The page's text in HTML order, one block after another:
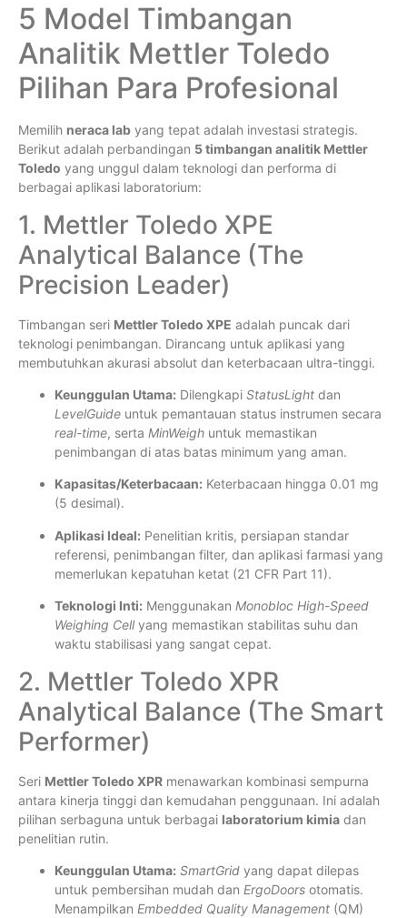
5 Model Timbangan
Analitik Mettler Toledo
Pilihan Para Profesional
Memilih neraca lab yang tepat adalah investasi strategis.
Berikut adalah perbandingan 5 timbangan analitik Mettler
Toledo yang unggul dalam teknologi dan performa di
berbagai aplikasi laboratorium:
1. Mettler Toledo XPE
Analytical Balance (The
Precision Leader)
Timbangan seri Mettler Toledo XPE adalah puncak dari
teknologi penimbangan. Dirancang untuk aplikasi yang
membutuhkan akurasi absolut dan keterbacaan ultra-tinggi.
Keunggulan Utama: Dilengkapi StatusLight dan
LevelGuide untuk pemantauan status instrumen secara
real-time, serta MinWeigh untuk memastikan
penimbangan di atas batas minimum yang aman.
Kapasitas/Keterbacaan: Keterbacaan hingga 0.01 mg
(5 desimal).
Aplikasi Ideal: Penelitian kritis, persiapan standar
referensi, penimbangan filter, dan aplikasi farmasi yang
memerlukan kepatuhan ketat (21 CFR Part 11).
Teknologi Inti: Menggunakan Monobloc High-Speed
Weighing Cellyang memastikan stabilitas suhu dan
waktu stabilisasi yang sangat cepat.
2. Mettler Toledo XPR
Analytical Balance (The Smart
Performer)
Seri Mettler Toledo XPR menawarkan kombinasi sempurna
antara kinerja tinggi dan kemudahan penggunaan. Ini adalah
pilihan serbaguna untuk berbagai laboratorium kimia dan
penelitian rutin.
Keunggulan Utama: SmartGrid yang dapat dilepas
untuk pembersihan mudah dan ErgoDoors otomatis.
Menampilkan Embedded Quality Management (QM)